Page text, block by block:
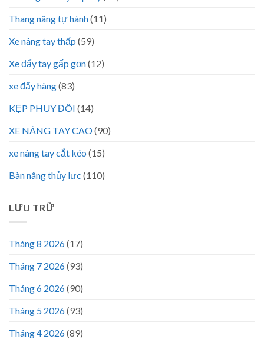
Thang nâng tự hành(11)
Xe nâng tay thấp (59)
Xe đẩy tay gấp gọn(12)
xe đẩy hàng(83)
KẸP PHUY ĐÔI (14)
XE NÂNG TAY CAO(90)
xe nâng tay cắt kéo (15)
Bàn nâng thủy lực (110)
LƯU TRỮ
Tháng 8 2026(17)
Tháng 7 2026(93)
Tháng 6 2026(90)
Tháng 5 2026(93)
Tháng 4 2026(89)